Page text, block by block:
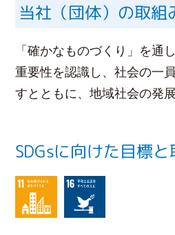
当社（団体）の取組
「確かなものづくり」を通
重要性を認識し、社会の一
すとともに、地域社会の発
SDGsに向けた目標と